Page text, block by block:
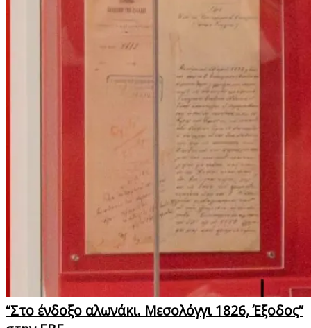
“Στο ένδοξο αλωνάκι. Μεσολόγγι 1826, Έξοδος”